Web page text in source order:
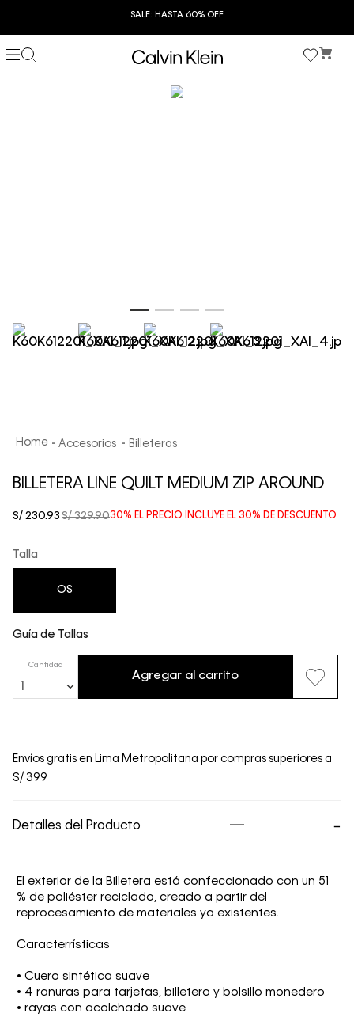
SALE: HASTA 60% OFF
Accesorios Billeteras
BILLETERA LINE QUILT MEDIUM ZIP AROUND
30% EL PRECIO INCLUYE EL 30% DE DESCUENTO
S/ 329.90
S/ 230.93
Talla
OS
Guía de Tallas
Cantidad
Agregar al carrito
Envíos gratis en Lima Metropolitana por compras superiores a
S/ 399
Detalles del Producto
El exterior de la Billetera está confeccionado con un 51
% de poliéster reciclado, creado a partir del
reprocesamiento de materiales ya existentes.
Caracterrísticas
• Cuero sintética suave
• 4 ranuras para tarjetas, billetero y bolsillo monedero
• rayas con acolchado suave